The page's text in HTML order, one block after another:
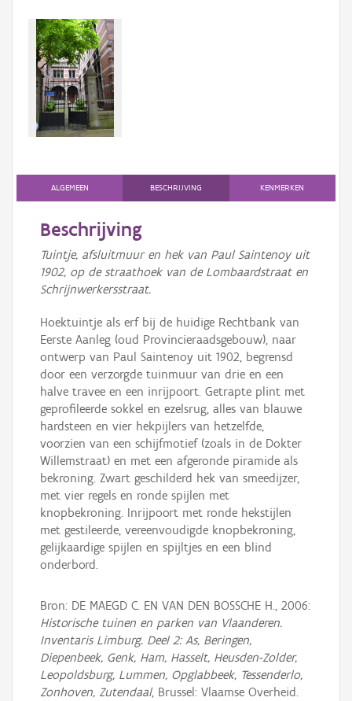
ALGEMEEN BESCHRIJVING KENMERKEN
Beschrijving
Tuintje, afsluitmuur en hek van Paul Saintenoy uit
1902, op de straathoek van de Lombaardstraat en
Schrijnwerkersstraat.
Hoektuintje als erf bij de huidige Rechtbank van
Eerste Aanleg (oud Provincieraadsgebouw), naar
ontwerp van Paul Saintenoy uit 1902, begrensd
door een verzorgde tuinmuur van drie en een
halve travee en een in­rij­poort. Getrapte plint met
geprofileerde sokkel en ezelsrug, alles van blauwe
hardsteen en vier hekpijlers van hetzelfde,
voorzien van een schijfmotief (zoals in de Dokter
Willem­straat) en met een afgeronde piramide als
bekroning. Zwart­ geschilderd hek van smeedijzer,
met vier regels en ronde spijlen met
knopbekroning. Inrijpoort met ronde hekstijlen
met gestileerde, vereenvoudigde knopbekroning,
gelijkaardige spijlen en spijltjes en een blind
onderbord.
Bron: DE MAEGD C. EN VAN DEN BOSSCHE H., 2006:
Historische tuinen en parken van Vlaanderen.
Inventaris Limburg. Deel 2: As, Beringen,
Diepenbeek, Genk, Ham, Hasselt, Heusden-Zolder,
Leopoldsburg, Lummen, Opglabbeek, Tessenderlo,
Zonhoven, Zutendaal, Brussel: Vlaamse Overheid.